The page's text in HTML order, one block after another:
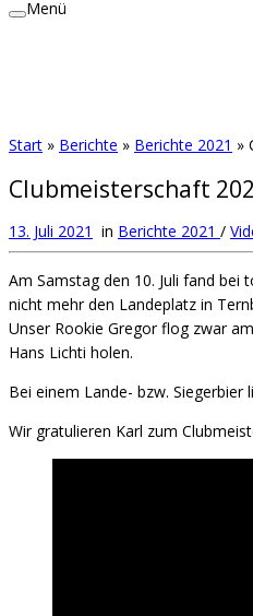
Menü
Start » Berichte » Berichte 2021 »
Clubmeisterschaft
13. Juli 2021 in Berichte 2021 /
Am Samstag den 10. Juli fand
nicht mehr den Landeplatz in
Unser Rookie Gregor flog zwar
Hans Lichti holen.
Bei einem Lande- bzw. Siegerbier
Wir gratulieren Karl zum